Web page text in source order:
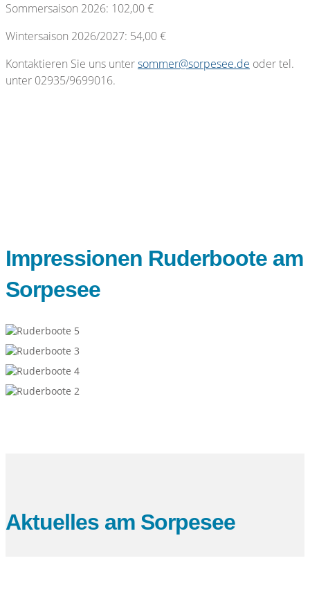
Sommersaison 2026: 102,00 €
Wintersaison 2026/2027: 54,00 €
Kontaktieren Sie uns untersommer@sorpesee.de oder tel.
unter 02935/9699016.
Impressionen Ruderboote am
Sorpesee
Aktuelles am Sorpesee